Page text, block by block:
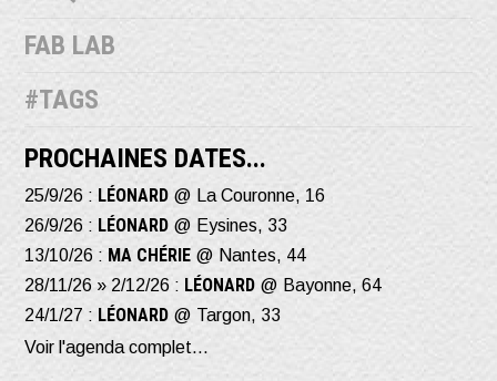
FAB LAB
#TAGS
PROCHAINES DATES...
25/9/26 : LÉONARD @ La Couronne, 16
26/9/26 : LÉONARD @ Eysines, 33
13/10/26 : MA CHÉRIE @ Nantes, 44
28/11/26 » 2/12/26 : LÉONARD @ Bayonne, 64
24/1/27 : LÉONARD @ Targon, 33
Voir l'agenda complet...